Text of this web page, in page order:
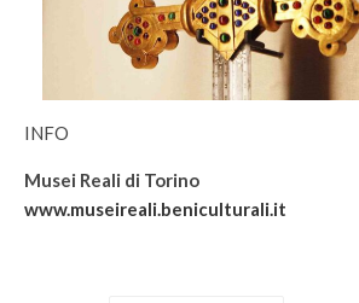
INFO
Musei Reali di Torino
www.museireali.beniculturali.it